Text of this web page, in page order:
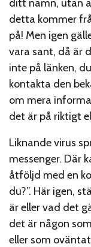
ditt namn, utan
detta kommer
på! Men igen
vara sant, då är
inte på länken,
kontakta den
om mera
det är på riktigt
Liknande virus
messenger. Där
åtföljd med en
du?”. Här igen,
är eller vad det
det är någon
eller som